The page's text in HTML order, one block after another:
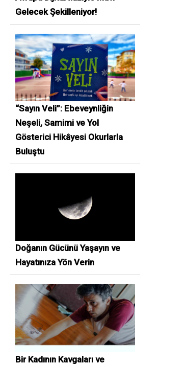
Gelecek Şekilleniyor!
“Sayın Veli”: Ebeveynliğin
Neşeli, Samimi ve Yol
Gösterici Hikâyesi Okurlarla
Buluştu
Doğanın Gücünü Yaşayın ve
Hayatınıza Yön Verin
Bir Kadının Kavgaları ve